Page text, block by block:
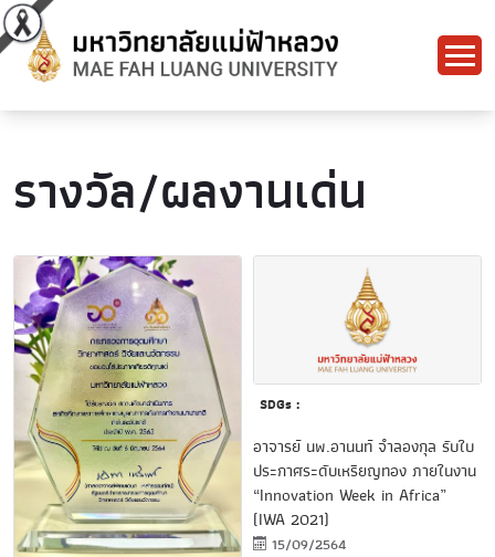
รางวัล/ผลงานเด่น
SDGs :
อาจารย์ นพ.อานนท์ จำลองกุล รับใบ
ประกาศระดับเหรียญทอง ภายในงาน
“Innovation Week in Africa”
(IWA 2021)
15/09/2564